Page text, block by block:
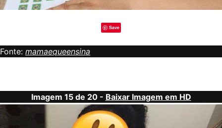
Save
Fonte: mamaequeensina
Imagem 15 de 20 - Baixar Imagem em HD